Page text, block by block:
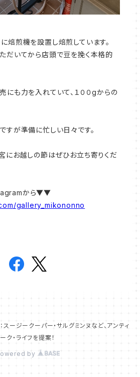
焙煎機を設置し焙煎しています。
だいてから店頭で豆を挽く本格的
にも力を入れていて、１００gからの
すが準備に忙しい日々です。
にお越しの節はぜひお立ち寄りくだ
から▼▼
gallery_mikononno
ジークーパー・サルグミンヌなど、アンティ
ーク・ライフを提案！
by